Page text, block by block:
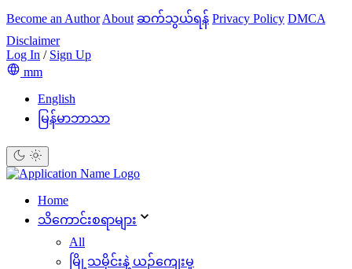
Become an Author About ဆက်သွယ်ရန် Privacy Policy DMCA
Disclaimer
Log In / Sign Up
mm
English
မြန်မာဘာသာ
Home
သိ‌ကောင်းစရာများ
All
မြို့သမိုင်းနဲ့ ယဉ်ကျေးမှု